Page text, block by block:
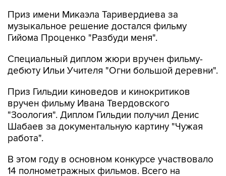
Приз имени Микаэла Таривердиева за
музыкальное решение достался фильму
Гийома Проценко "Разбуди меня".
Специальный диплом жюри вручен фильму-
дебюту Ильи Учителя "Огни большой деревни".
Приз Гильдии киноведов и кинокритиков
вручен фильму Ивана Твердовского
"Зоология". Диплом Гильдии получил Денис
Шабаев за документальную картину "Чужая
работа".
В этом году в основном конкурсе участвовало
14 полнометражных фильмов. Всего на